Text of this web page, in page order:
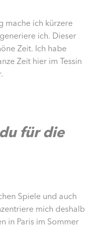
mache ich kürzere
ich. Dieser
Zeit. Ich habe
Zeit hier im Tessin
für die
Spiele und auch
mich deshalb
in Paris im Sommer